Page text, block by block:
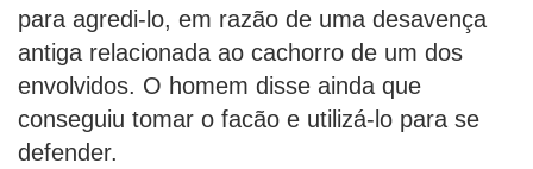
para agredi-lo, em razão de uma desavença
antiga relacionada ao cachorro de um dos
envolvidos. O homem disse ainda que
conseguiu tomar o facão e utilizá-lo para se
defender.